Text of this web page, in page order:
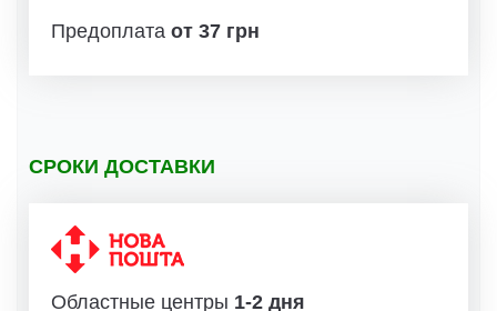
Предоплата от 37 грн
СРОКИ ДОСТАВКИ
Областные центры 1-2 дня